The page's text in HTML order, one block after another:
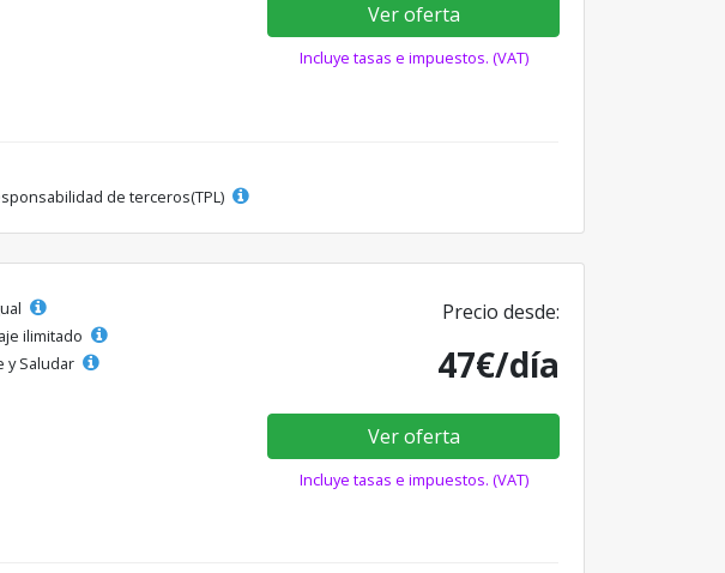
Ver oferta
Incluye tasas e impuestos. (VAT)
de terceros(TPL)
ilimitado
y Saludar
Precio desde:
47€/día
Ver oferta
Incluye tasas e impuestos. (VAT)